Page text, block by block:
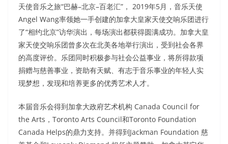
天使音乐之旅“巴赫–北京–百老汇”， 2019年5月，音乐天使
Angel Wang率领她一手创建的加拿大皇家天使交响乐团进行
了“相约北京”访华演出，每场演出都获得圆满成功。加拿大皇
家天使交响乐团曾多次在北美各地举行演出，受到社会各界
的高度评价。乐团同时积极参与社会公益事业，将所得款项
捐赠与慈善事业，资助有天赋、有志于音乐事业的年轻人实
现梦想，发现和培养更多的优秀艺术人才。
本届音乐会得到加拿大政府艺术机构 Canada Council for
the Arts，Toronto Arts Council和Toronto Foundation
Canada Helps的鼎力支持。并得到Jackman Foundation 慈